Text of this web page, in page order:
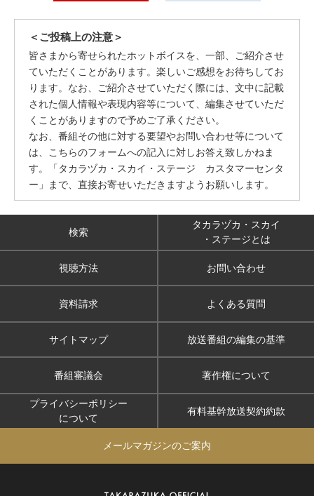
＜ご投稿上の注意＞
皆さまから寄せられたホットボイスを、一部、ご紹介させ
ていただくことがあります。楽しいご感想をお待ちしてお
ります。なお、ご紹介させていただく際には、文中に記載
された個人情報や表現内容等について、編集させていただ
くことがありますので予めご了承ください。
なお、番組その他に対する要望やお問い合わせ等について
は、こちらのフォームへの記入に対しお答え致しかねま
す。「タカラヅカ・スカイ・ステージ カスタマーセンタ
ー」まで、直接お寄せいただきますようお願いします。
検索
タカラヅカ・スカイ
・ステージとは
視聴方法 お問い合わせ
資料請求 よくある質問
サイトマップ 放送番組の編集の基準
番組審議会 著作権について
プライバシーポリシー
について
有料基幹放送契約約款
メールマガジンのご案内